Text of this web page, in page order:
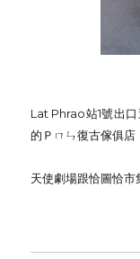
Lat Phrao站1號出
的Ｐㄇㄣ復古傢俱店
天使劇場跟恰圖恰市